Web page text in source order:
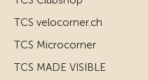
TCS velocorner.ch
TCS Microcorner
TCS MADE VISIBLE